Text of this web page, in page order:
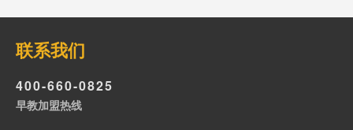
联系我们
400-660-0825
早教加盟热线